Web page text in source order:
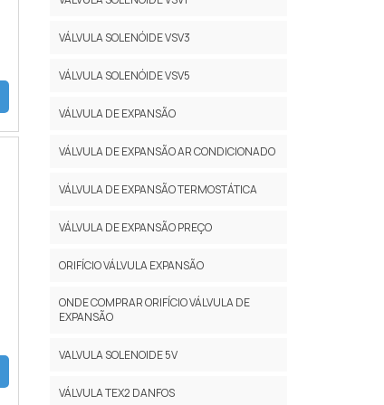
VÁLVULA SOLENÓIDE VSV3
VÁLVULA SOLENÓIDE VSV5
VÁLVULA DE EXPANSÃO
VÁLVULA DE EXPANSÃO AR CONDICIONADO
VÁLVULA DE EXPANSÃO TERMOSTÁTICA
VÁLVULA DE EXPANSÃO PREÇO
ORIFÍCIO VÁLVULA EXPANSÃO
ONDE COMPRAR ORIFÍCIO VÁLVULA DE
EXPANSÃO
VALVULA SOLENOIDE 5V
VÁLVULA TEX2 DANFOS